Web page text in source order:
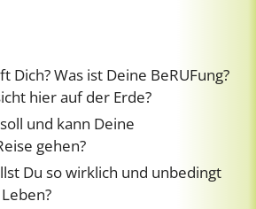
Dich? Was ist Deine BeRUFung?
hier auf der Erde?
und kann Deine
gehen?
Du so wirklich und unbedingt